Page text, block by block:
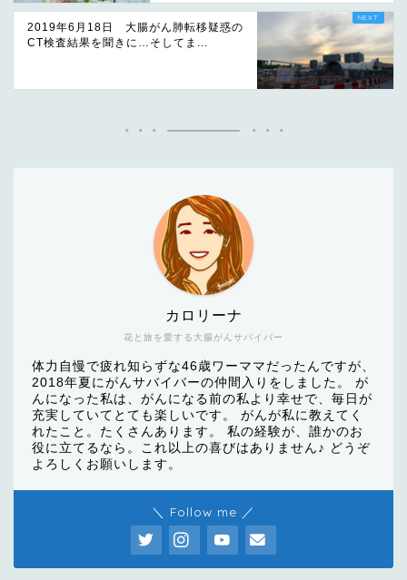
2019年6月18日 大腸がん肺転移疑惑の
CT検査結果を聞きに…そしてま...
花と旅を愛する大腸がんサバイバー
カロリーナ
体力自慢で疲れ知らずな46歳ワーママだったんですが、
2018年夏にがんサバイバーの仲間入りをしました。 が
んになった私は、がんになる前の私より幸せで、毎日が
充実していてとても楽しいです。 がんが私に教えてく
れたこと。たくさんあります。 私の経験が、誰かのお
役に立てるなら。これ以上の喜びはありません♪ どうぞ
よろしくお願いします。
＼ Follow me ／